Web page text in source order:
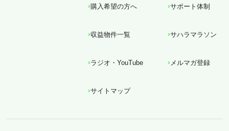
購入希望の方へ サポート体制
収益物件一覧 サハラマラソン
ラジオ・YouTube メルマガ登録
サイトマップ